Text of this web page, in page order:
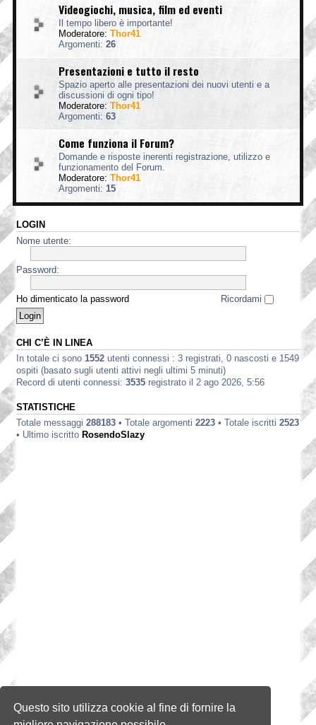
Questo sito utilizza cookie al fine di fornire la
Videogiochi, musica, film ed eventi
Il tempo libero è importante!
Moderatore: Thor41
Argomenti: 26
Presentazioni e tutto il resto
Spazio aperto alle presentazioni dei nuovi utenti e a
discussioni di ogni tipo!
Moderatore: Thor41
Argomenti: 63
Come funziona il Forum?
Domande e risposte inerenti registrazione, utilizzo e
funzionamento del Forum.
Moderatore: Thor41
Argomenti: 15
LOGIN
Nome utente:
Password:
Ho dimenticato la password Ricordami
CHI C’È IN LINEA
In totale ci sono 1552 utenti connessi : 3 registrati, 0 nascosti e 1549
ospiti (basato sugli utenti attivi negli ultimi 5 minuti)
Record di utenti connessi: 3535 registrato il 2 ago 2026, 5:56
STATISTICHE
Totale messaggi 288183 • Totale argomenti 2223 • Totale iscritti 2523
• Ultimo iscritto RosendoSlazy